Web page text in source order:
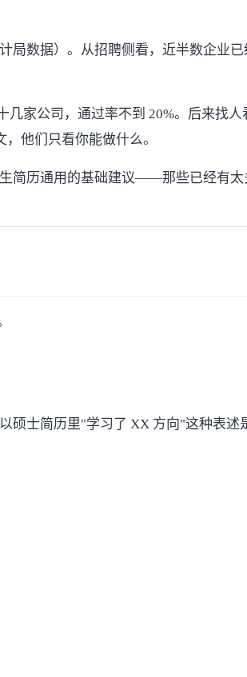
局数据）。从招聘侧看，近半数企业
家公司，通过率不到 20%。后来找
他们只看你能做什么。
简历通用的基础建议——那些已经有太
士简历里"学习了 XX 方向"这种表